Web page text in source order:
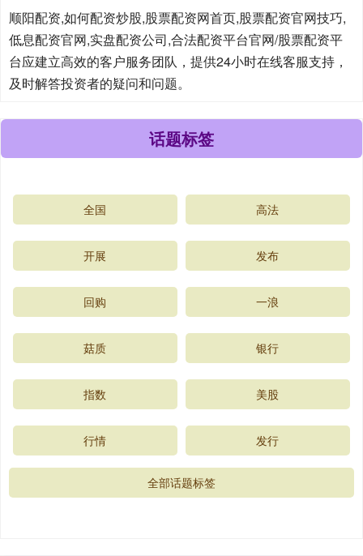
顺阳配资,如何配资炒股,股票配资网首页,股票配资官网技巧,
低息配资官网,实盘配资公司,合法配资平台官网/股票配资平
台应建立高效的客户服务团队，提供24小时在线客服支持，
及时解答投资者的疑问和问题。
话题标签
全国 高法
开展 发布
回购 一浪
菇质 银行
指数 美股
行情 发行
全部话题标签